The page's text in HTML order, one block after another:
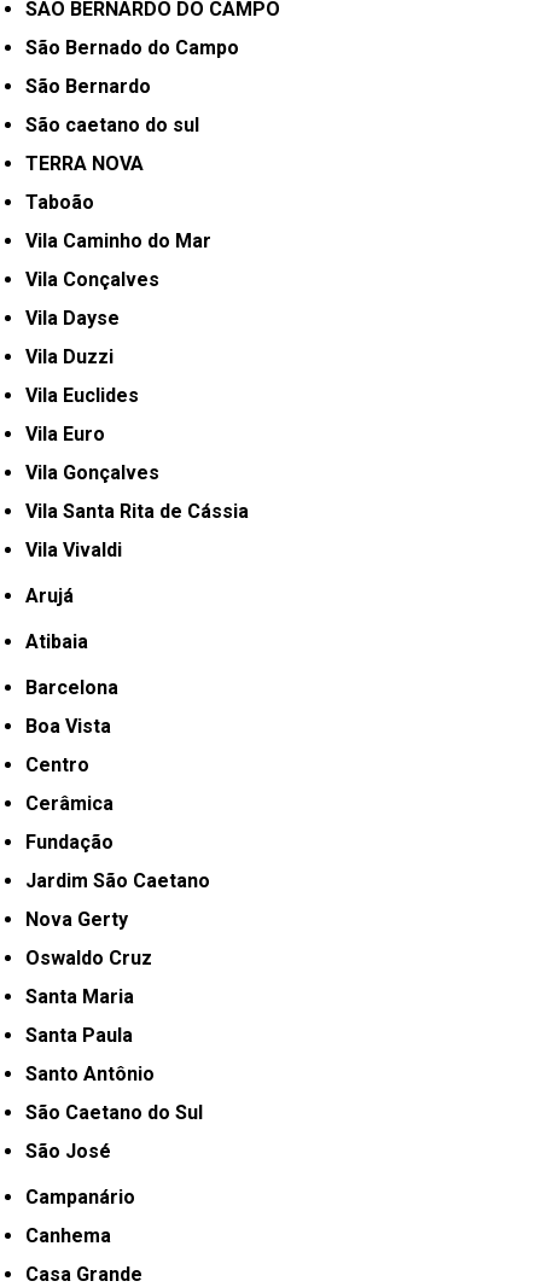
SÃO BERNARDO DO CAMPO
São Bernado do Campo
São Bernardo
São caetano do sul
TERRA NOVA
Taboão
Vila Caminho do Mar
Vila Conçalves
Vila Dayse
Vila Duzzi
Vila Euclides
Vila Euro
Vila Gonçalves
Vila Santa Rita de Cássia
Vila Vivaldi
Arujá
Atibaia
Barcelona
Boa Vista
Centro
Cerâmica
Fundação
Jardim São Caetano
Nova Gerty
Oswaldo Cruz
Santa Maria
Santa Paula
Santo Antônio
São Caetano do Sul
São José
Campanário
Canhema
Casa Grande